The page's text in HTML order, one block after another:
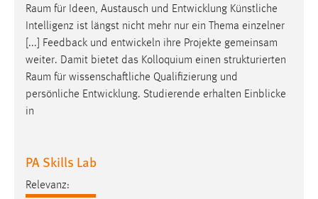
Raum für Ideen, Austausch und Entwicklung Künstliche
Intelligenz ist längst nicht mehr nur ein Thema einzelner
[...] Feedback und entwickeln ihre Projekte gemeinsam
weiter. Damit bietet das Kolloquium einen strukturierten
Raum für wissenschaftliche Qualifizierung und
persönliche Entwicklung. Studierende erhalten Einblicke
in
PA Skills Lab
Relevanz: